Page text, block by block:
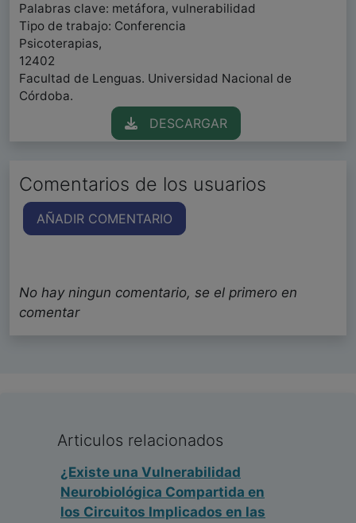
Palabras clave: metáfora, vulnerabilidad
Tipo de trabajo: Conferencia
Psicoterapias,
12402
Facultad de Lenguas. Universidad Nacional de
Córdoba.
DESCARGAR
Comentarios de los usuarios
AÑADIR COMENTARIO
No hay ningun comentario, se el primero en
comentar
Articulos relacionados
¿Existe una Vulnerabilidad
Neurobiológica Compartida en
los Circuitos Implicados en las